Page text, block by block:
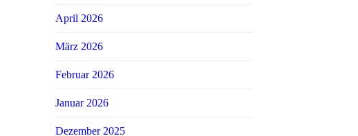
April 2026
März 2026
Februar 2026
Januar 2026
Dezember 2025